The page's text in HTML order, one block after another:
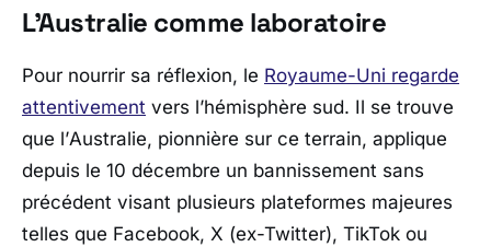
L’Australie comme laboratoire
Pour nourrir sa réflexion, le Royaume-Uni regarde
attentivement vers l’hémisphère sud. Il se trouve
que l’Australie, pionnière sur ce terrain, applique
depuis le 10 décembre un bannissement sans
précédent visant plusieurs plateformes majeures
telles que Facebook, X (ex-Twitter), TikTok ou